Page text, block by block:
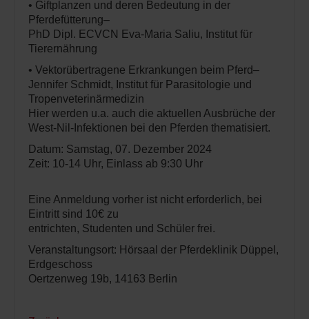
• Giftplanzen und deren Bedeutung in der
Pferdefütterung–
PhD Dipl. ECVCN Eva-Maria Saliu, Institut für
Tierernährung
• Vektorübertragene Erkrankungen beim Pferd–
Jennifer Schmidt, Institut für Parasitologie und
Tropenveterinärmedizin
Hier werden u.a. auch die aktuellen Ausbrüche der
West-Nil-Infektionen bei den Pferden thematisiert.
Datum: Samstag, 07. Dezember 2024
Zeit: 10-14 Uhr, Einlass ab 9:30 Uhr
Eine Anmeldung vorher ist nicht erforderlich, bei
Eintritt sind 10€ zu
entrichten, Studenten und Schüler frei.
Veranstaltungsort: Hörsaal der Pferdeklinik Düppel,
Erdgeschoss
Oertzenweg 19b, 14163 Berlin